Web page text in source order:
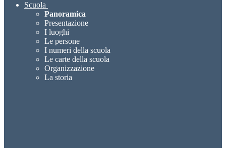
Scuola
Panoramica
Presentazione
I luoghi
Le persone
I numeri della scuola
Le carte della scuola
Organizzazione
La storia